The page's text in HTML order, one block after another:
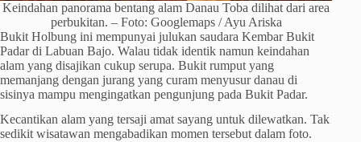
Keindahan panorama bentang alam Danau Toba dilihat dari area
perbukitan. – Foto: Googlemaps / Ayu Ariska
Bukit Holbung ini mempunyai julukan saudara Kembar Bukit
Padar di Labuan Bajo. Walau tidak identik namun keindahan
alam yang disajikan cukup serupa. Bukit rumput yang
memanjang dengan jurang yang curam menyusur danau di
sisinya mampu mengingatkan pengunjung pada Bukit Padar.
Kecantikan alam yang tersaji amat sayang untuk dilewatkan. Tak
sedikit wisatawan mengabadikan momen tersebut dalam foto.